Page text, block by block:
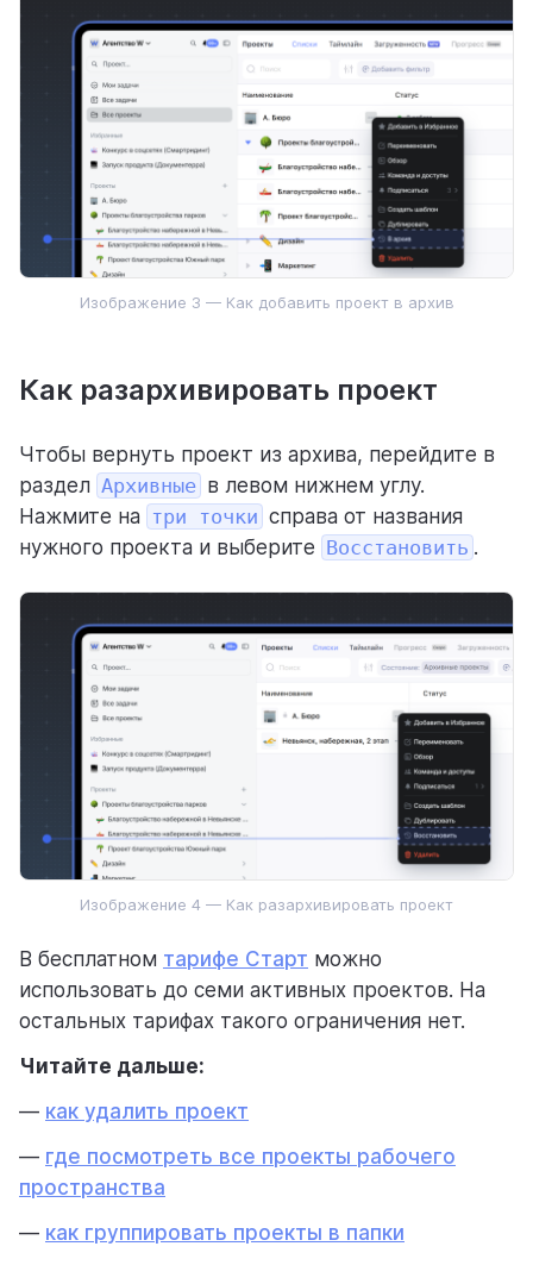
Изображение 3 — Как добавить проект в архив
Как разархивировать проект
Чтобы вернуть проект из архива, перейдите в
раздел Архивные в левом нижнем углу.
Нажмите на три точки справа от названия
нужного проекта и выберите Восстановить .
Изображение 4 — Как разархивировать проект
В бесплатном тарифе Старт можно
использовать до семи активных проектов. На
остальных тарифах такого ограничения нет.
Читайте дальше:
— как удалить проект
— где посмотреть все проекты рабочего
пространства
— как группировать проекты в папки